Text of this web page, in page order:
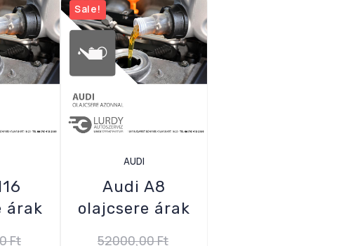
árak
Ft
Sale!
AUDI
Audi A8
olajcsere árak
52000,00Ft